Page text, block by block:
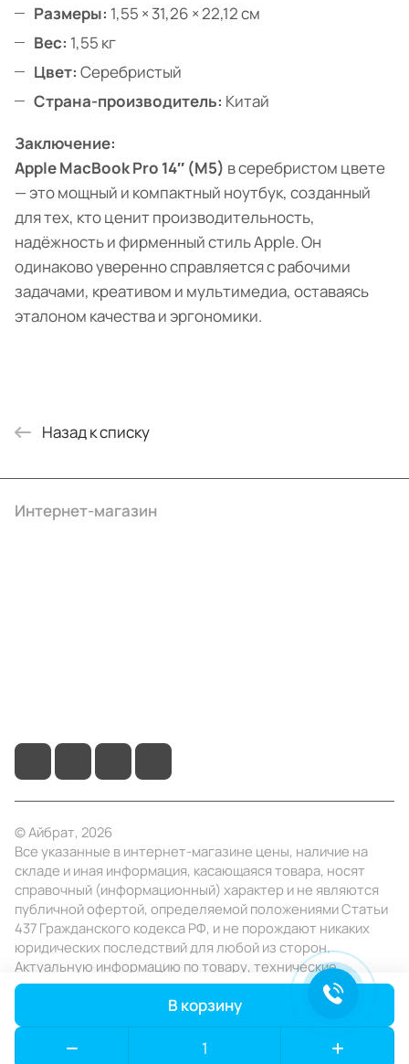
В корзину
Размеры: 1,55 × 31,26 × 22,12 см
Вес: 1,55 кг
Цвет: Серебристый
Страна-производитель: Китай
Заключение:
Apple MacBook Pro 14″ (M5) в серебристом цвете
— это мощный и компактный ноутбук, созданный
для тех, кто ценит производительность,
надёжность и фирменный стиль Apple. Он
одинаково уверенно справляется с рабочими
задачами, креативом и мультимедиа, оставаясь
эталоном качества и эргономики.
Назад к списку
Интернет-магазин
© Айбрат, 2026
Все указанные в интернет-магазине цены, наличие на
складе и иная информация, касающаяся товара, носят
справочный (информационный) характер и не являются
публичной офертой, определяемой положениями Статьи
437 Гражданского кодекса РФ, и не порождают никаких
юридических последствий для любой из сторон.
Актуальную информацию по товару, технические
характеристики уточняйте в отделе продаж в день
Конфиденциальность
Оферта